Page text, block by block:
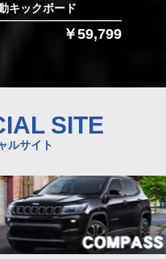
キックボード
￥59,799
SITE
ルサイト